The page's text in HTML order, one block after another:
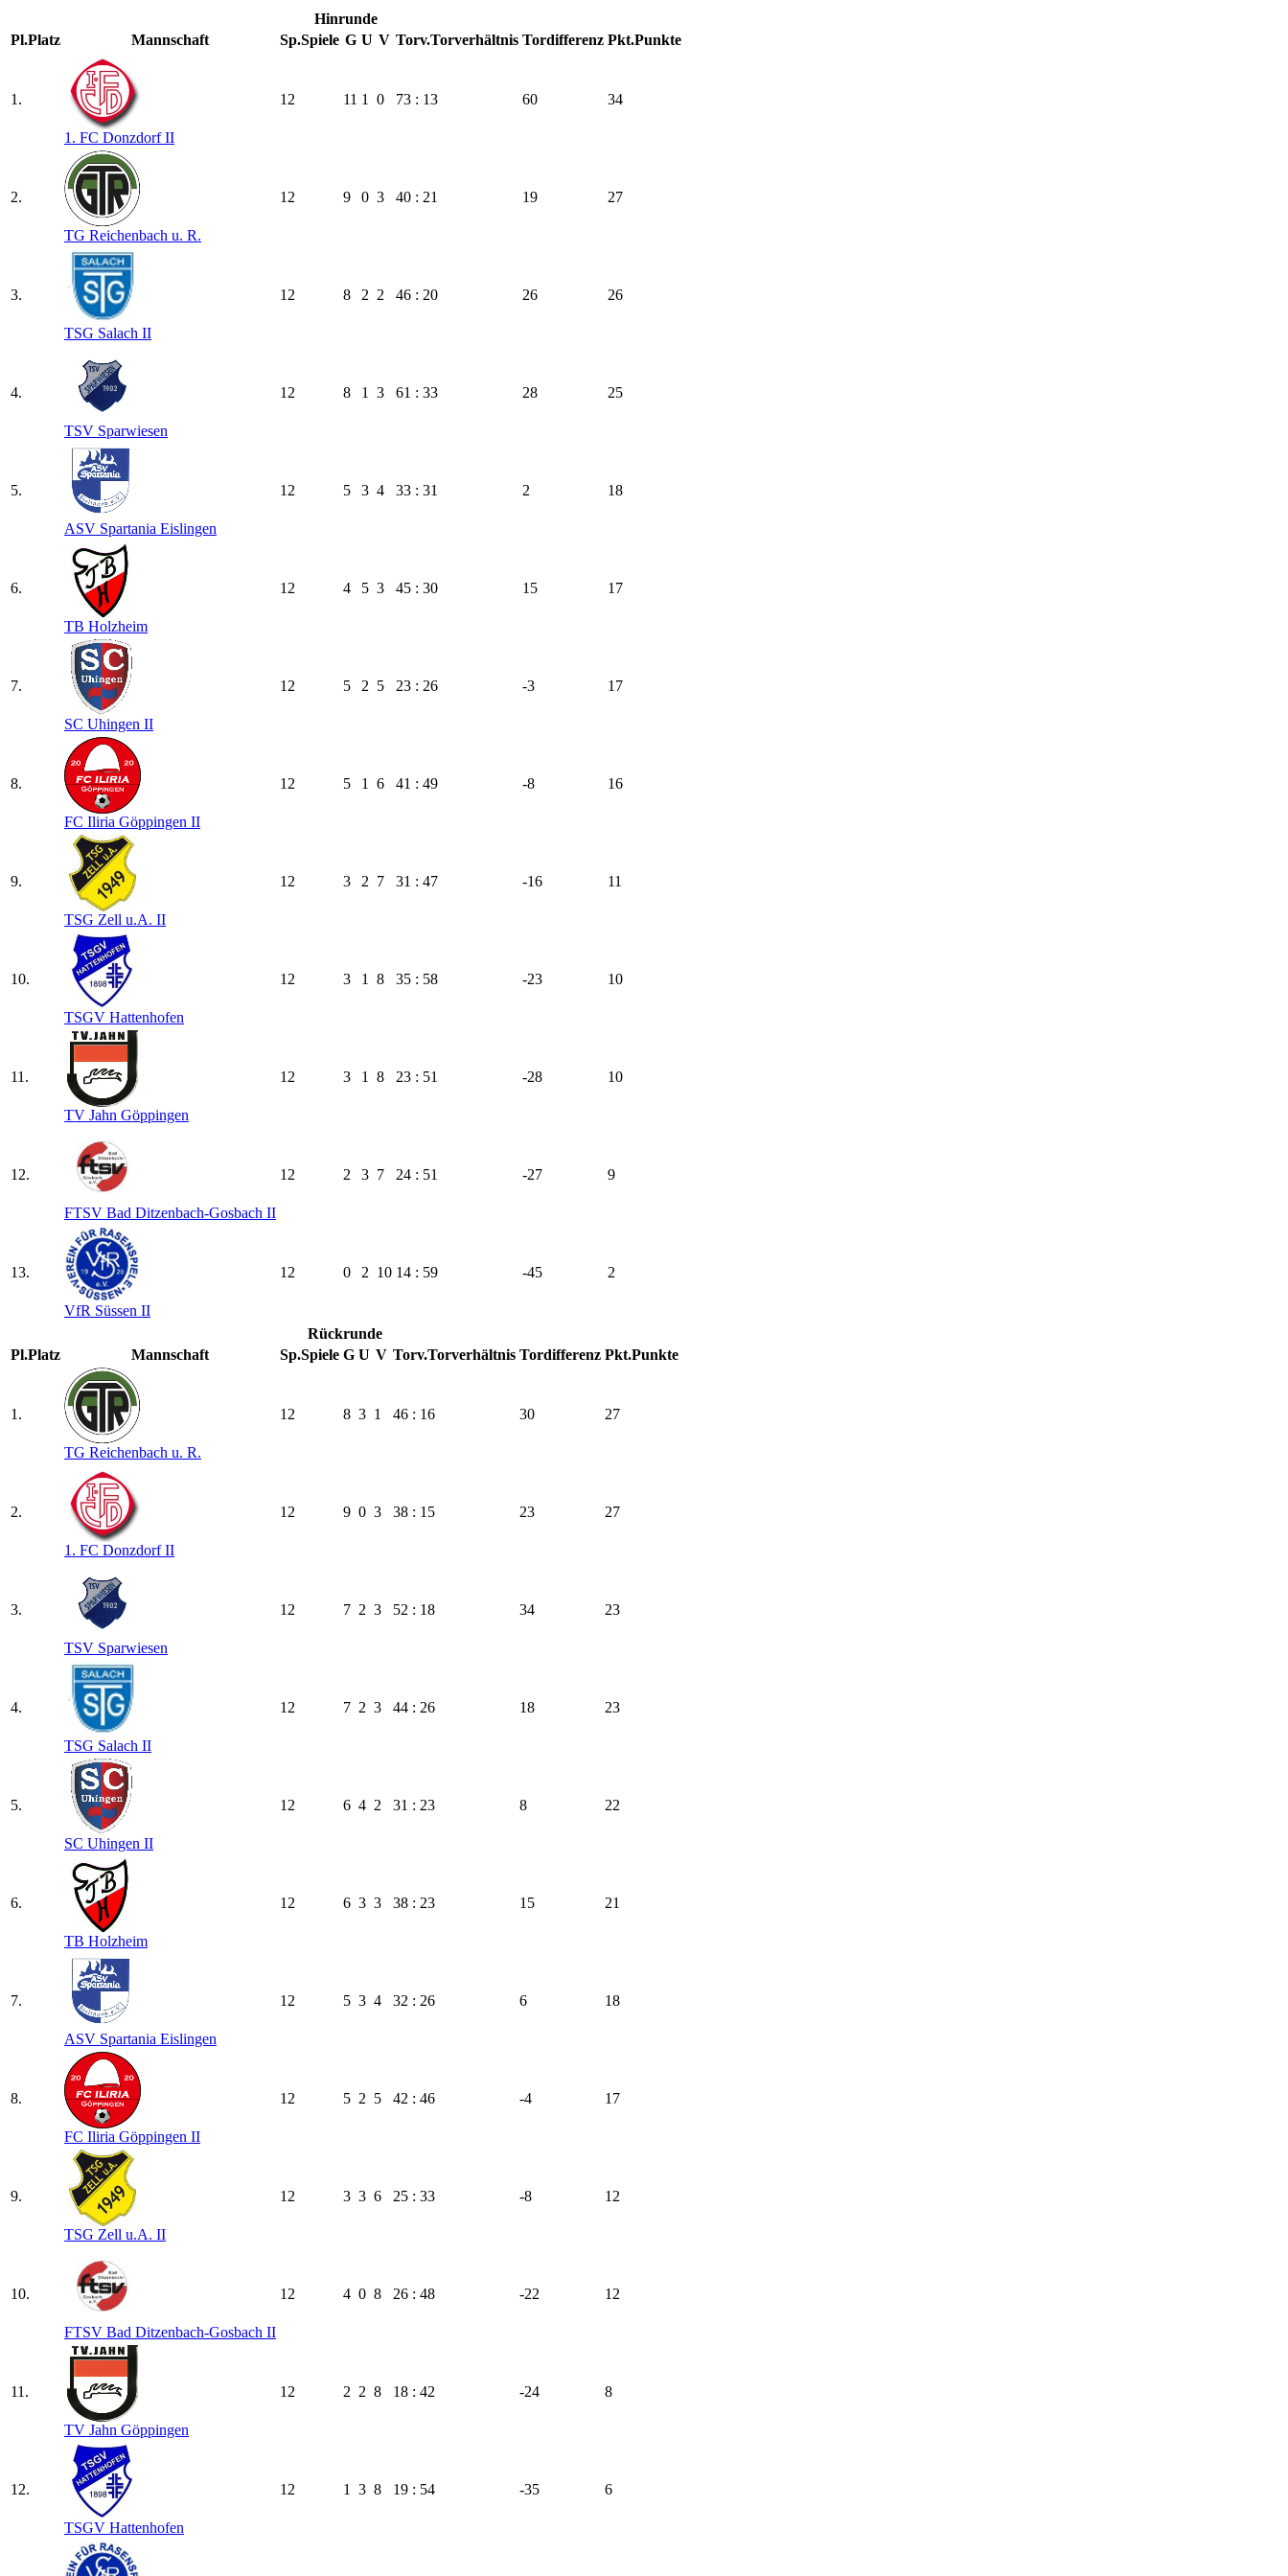
Hinrunde
Pl.Platz Mannschaft Sp.Spiele G U V Torv.Torverhältnis Tordifferenz Pkt.Punkte
1.
1. FC Donzdorf II
12 11 1 0 73 : 13 60 34
2.
TG Reichenbach u. R.
12 9 0 3 40 : 21 19 27
3.
TSG Salach II
12 8 2 2 46 : 20 26 26
4.
TSV Sparwiesen
12 8 1 3 61 : 33 28 25
5.
ASV Spartania Eislingen
12 5 3 4 33 : 31 2 18
6.
TB Holzheim
12 4 5 3 45 : 30 15 17
7.
SC Uhingen II
12 5 2 5 23 : 26 -3 17
8.
FC Iliria Göppingen II
12 5 1 6 41 : 49 -8 16
9.
TSG Zell u.A. II
12 3 2 7 31 : 47 -16 11
10.
TSGV Hattenhofen
12 3 1 8 35 : 58 -23 10
11.
TV Jahn Göppingen
12 3 1 8 23 : 51 -28 10
12.
FTSV Bad Ditzenbach-Gosbach II
12 2 3 7 24 : 51 -27 9
13.
VfR Süssen II
12 0 2 10 14 : 59 -45 2
Rückrunde
Pl.Platz Mannschaft Sp.Spiele G U V Torv.Torverhältnis Tordifferenz Pkt.Punkte
1.
TG Reichenbach u. R.
12 8 3 1 46 : 16 30 27
2.
1. FC Donzdorf II
12 9 0 3 38 : 15 23 27
3.
TSV Sparwiesen
12 7 2 3 52 : 18 34 23
4.
TSG Salach II
12 7 2 3 44 : 26 18 23
5.
SC Uhingen II
12 6 4 2 31 : 23 8 22
6.
TB Holzheim
12 6 3 3 38 : 23 15 21
7.
ASV Spartania Eislingen
12 5 3 4 32 : 26 6 18
8.
FC Iliria Göppingen II
12 5 2 5 42 : 46 -4 17
9.
TSG Zell u.A. II
12 3 3 6 25 : 33 -8 12
10.
FTSV Bad Ditzenbach-Gosbach II
12 4 0 8 26 : 48 -22 12
11.
TV Jahn Göppingen
12 2 2 8 18 : 42 -24 8
12.
TSGV Hattenhofen
12 1 3 8 19 : 54 -35 6